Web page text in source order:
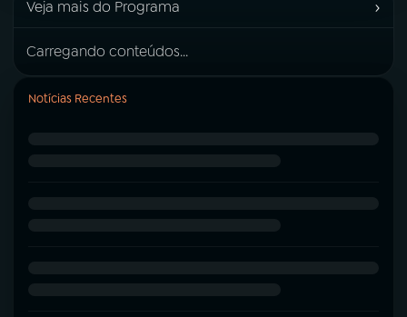
Veja mais do Programa ›
Carregando conteúdos...
Notícias Recentes